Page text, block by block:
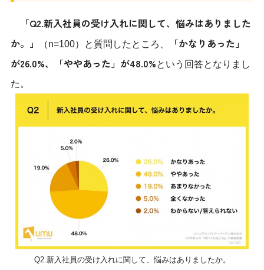
「Q2.新入社員の受け入れに関して、悩みはありました
か。」
（n=100）と質問したところ、
「かなりあった」
が26.0%、「ややあった」が48.0%という回答となりまし
た。
Q2.新入社員の受け入れに関して、悩みはありましたか。